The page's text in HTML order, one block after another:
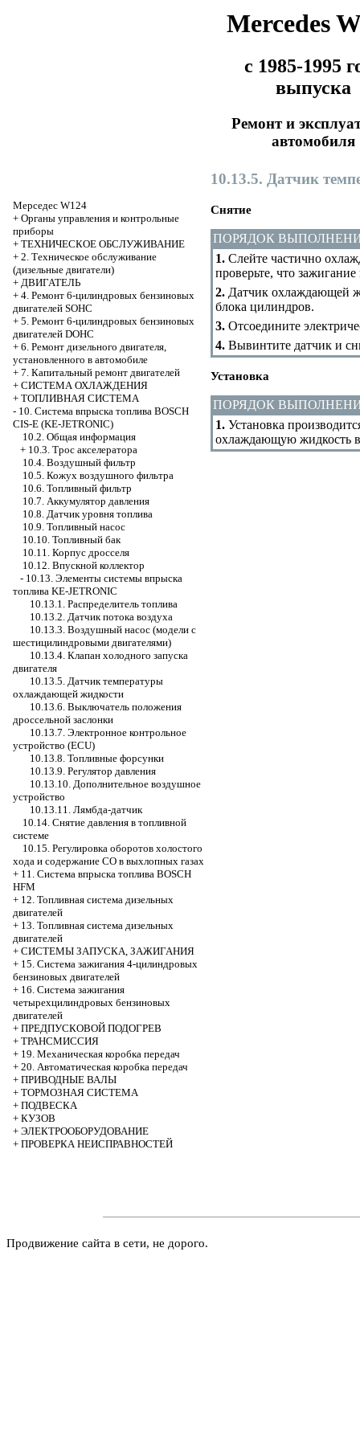
Mercedes
с 1985-1995
выпуска
Ремонт и
автомобиля
Мерседес W124
+ Органы управления и контрольные
приборы
+ ТЕХНИЧЕСКОЕ ОБСЛУЖИВАНИЕ
+ 2. Техническое обслуживание
(дизельные двигатели)
+ ДВИГАТЕЛЬ
+ 4. Ремонт 6-цилиндровых бензиновых
двигателей SOHC
+ 5. Ремонт 6-цилиндровых бензиновых
двигателей DOHC
+ 6. Ремонт дизельного двигателя,
установленного в автомобиле
+ 7. Капитальный ремонт двигателей
+ СИСТЕМА ОХЛАЖДЕНИЯ
+ ТОПЛИВНАЯ СИСТЕМА
- 10. Система впрыска топлива BOSCH
CIS-E (KE-JETRONIC)
10.2. Общая информация
+ 10.3. Трос акселератора
10.4. Воздушный фильтр
10.5. Кожух воздушного фильтра
10.6. Топливный фильтр
10.7. Аккумулятор давления
10.8. Датчик уровня топлива
10.9. Топливный насос
10.10. Топливный бак
10.11. Корпус дросселя
10.12. Впускной коллектор
- 10.13. Элементы системы впрыска
топлива KE-JETRONIC
10.13.1. Распределитель топлива
10.13.2. Датчик потока воздуха
10.13.3. Воздушный насос (модели с
шестицилиндровыми двигателями)
10.13.4. Клапан холодного запуска
двигателя
10.13.5. Датчик температуры
охлаждающей жидкости
10.13.6. Выключатель положения
дроссельной заслонки
10.13.7. Электронное контрольное
устройство (ECU)
10.13.8. Топливные форсунки
10.13.9. Регулятор давления
10.13.10. Дополнительное воздушное
устройство
10.13.11. Лямбда-датчик
10.14. Снятие давления в топливной
системе
10.15. Регулировка оборотов холостого
хода и содержание СО в выхлопных газах
+ 11. Система впрыска топлива BOSCH
HFM
+ 12. Топливная система дизельных
двигателей
+ 13. Топливная система дизельных
двигателей
+ СИСТЕМЫ ЗАПУСКА, ЗАЖИГАНИЯ
+ 15. Система зажигания 4-цилиндровых
бензиновых двигателей
+ 16. Система зажигания
четырехцилиндровых бензиновых
двигателей
+ ПРЕДПУСКОВОЙ ПОДОГРЕВ
+ ТРАНСМИССИЯ
+ 19. Механическая коробка передач
+ 20. Автоматическая коробка передач
+ ПРИВОДНЫЕ ВАЛЫ
+ ТОРМОЗНАЯ СИСТЕМА
+ ПОДВЕСКА
+ КУЗОВ
+ ЭЛЕКТРООБОРУДОВАНИЕ
+ ПРОВЕРКА НЕИСПРАВНОСТЕЙ
10.13.5. Датчик
Снятие
ПОРЯДОК
1. Слейте частично
проверьте, что
2. Датчик охлаждающей
блока цилиндров.
3. Отсоедините
4. Вывинтите датчик и
Установка
ПОРЯДОК
1. Установка
охлаждающую жидкость
Продвижение сайта в сети, не дорого.